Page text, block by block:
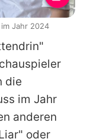
"
die
im Jahr
anderen
oder
Jahr 2024